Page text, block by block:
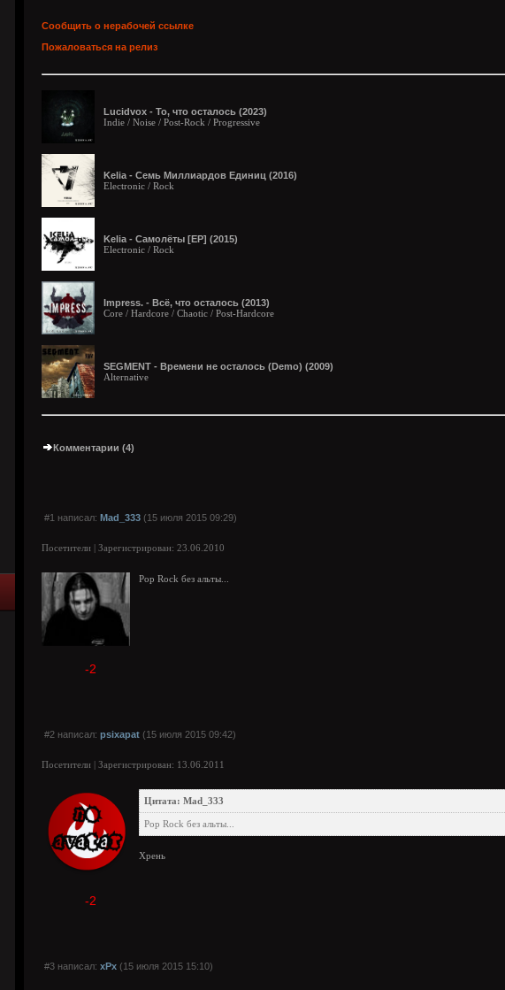
Сообщить о нерабочей ссылке
Пожаловаться на релиз
Lucidvox - То, что осталось (2023)
Indie / Noise / Post-Rock / Progressive
Kelia - Семь Миллиардов Единиц (2016)
Electronic / Rock
Kelia - Самолёты [EP] (2015)
Electronic / Rock
Impress. - Всё, что осталось (2013)
Core / Hardcore / Chaotic / Post-Hardcore
SEGMENT - Времени не осталось (Demo) (2009)
Alternative
Комментарии (4)
#1 написал: Mad_333 (15 июля 2015 09:29)
Посетители | Зарегистрирован: 23.06.2010
Pop Rock без альты...
-2
#2 написал: psixapat (15 июля 2015 09:42)
Посетители | Зарегистрирован: 13.06.2011
Цитата: Mad_333
Pop Rock без альты...
Хрень
-2
#3 написал: xPx (15 июля 2015 15:10)